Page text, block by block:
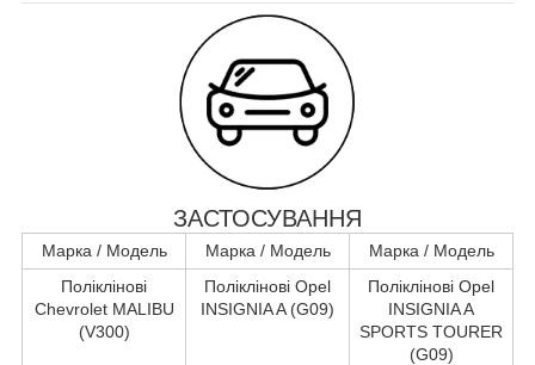
ЗАСТОСУВАННЯ
Марка / Модель Марка / Модель
Марка / Модель
Поліклінові
Chevrolet MALIBU
(V300)
Поліклінові Opel
INSIGNIA A (G09)
Поліклінові Opel
INSIGNIA A
SPORTS TOURER
(G09)